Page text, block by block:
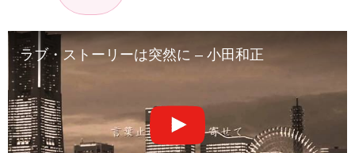
ラブ・ストーリーは突然に – 小田和正